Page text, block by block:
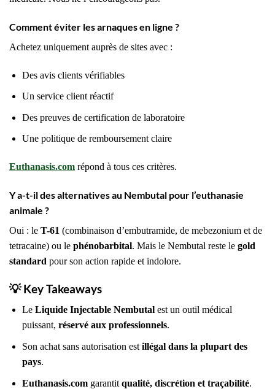
Comment éviter les arnaques en ligne ?
Achetez uniquement auprès de sites avec :
Des avis clients vérifiables
Un service client réactif
Des preuves de certification de laboratoire
Une politique de remboursement claire
Euthanasis.com répond à tous ces critères.
Y a-t-il des alternatives au Nembutal pour l’euthanasie
animale ?
Oui : le T-61 (combinaison d’embutramide, de mebezonium et de
tetracaine) ou le phénobarbital. Mais le Nembutal reste le gold
standard pour son action rapide et indolore.
💡Key Takeaways
Le Liquide Injectable Nembutalest un outil médical
puissant, réservé aux professionnels.
Son achat sans autorisation est illégal dans la plupart des
pays.
Euthanasis.comgarantit qualité, discrétion et traçabilité.